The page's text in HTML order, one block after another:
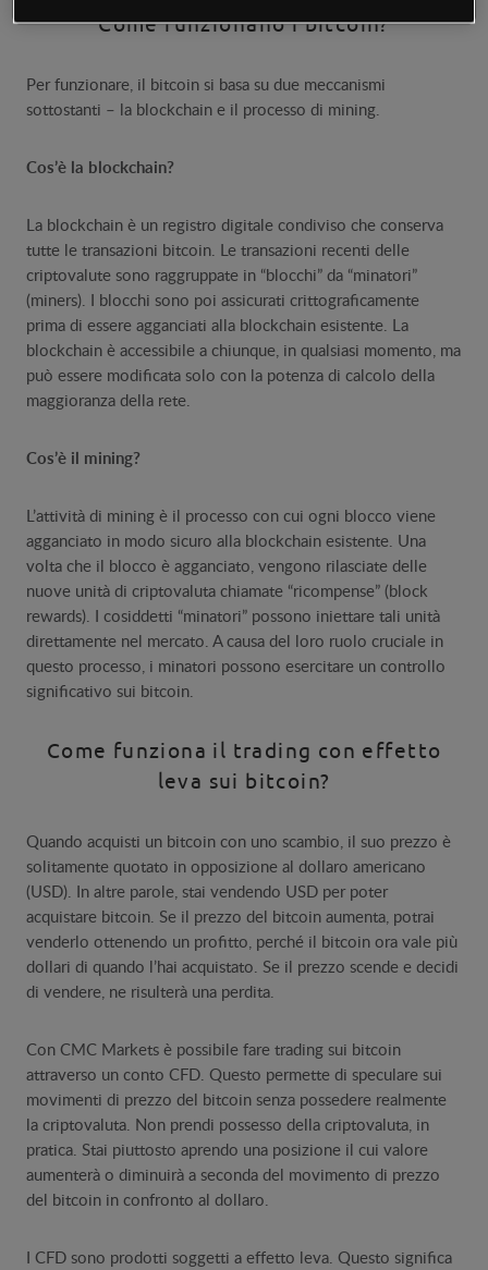
Come funzionano i bitcoin?
Per funzionare, il bitcoin si basa su due meccanismi
sottostanti – la blockchain e il processo di mining.
Cos’è la blockchain?
La blockchain è un registro digitale condiviso che conserva
tutte le transazioni bitcoin. Le transazioni recenti delle
criptovalute sono raggruppate in “blocchi” da “minatori”
(miners). I blocchi sono poi assicurati crittograficamente
prima di essere agganciati alla blockchain esistente. La
blockchain è accessibile a chiunque, in qualsiasi momento, ma
può essere modificata solo con la potenza di calcolo della
maggioranza della rete.
Cos’è il mining?
L’attività di mining è il processo con cui ogni blocco viene
agganciato in modo sicuro alla blockchain esistente. Una
volta che il blocco è agganciato, vengono rilasciate delle
nuove unità di criptovaluta chiamate “ricompense” (block
rewards). I cosiddetti “minatori” possono iniettare tali unità
direttamente nel mercato. A causa del loro ruolo cruciale in
questo processo, i minatori possono esercitare un controllo
significativo sui bitcoin.
Come funziona il trading con effetto
leva sui bitcoin?
Quando acquisti un bitcoin con uno scambio, il suo prezzo è
solitamente quotato in opposizione al dollaro americano
(USD). In altre parole, stai vendendo USD per poter
acquistare bitcoin. Se il prezzo del bitcoin aumenta, potrai
venderlo ottenendo un profitto, perché il bitcoin ora vale più
dollari di quando l’hai acquistato. Se il prezzo scende e decidi
di vendere, ne risulterà una perdita.
Con CMC Markets è possibile fare trading sui bitcoin
attraverso un conto CFD. Questo permette di speculare sui
movimenti di prezzo del bitcoin senza possedere realmente
la criptovaluta. Non prendi possesso della criptovaluta, in
pratica. Stai piuttosto aprendo una posizione il cui valore
aumenterà o diminuirà a seconda del movimento di prezzo
del bitcoin in confronto al dollaro.
I CFD sono prodotti soggetti a effetto leva. Questo significa